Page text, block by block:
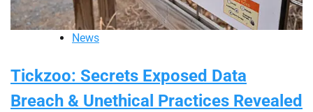
News
Tickzoo: Secrets Exposed Data
Breach & Unethical Practices Revealed